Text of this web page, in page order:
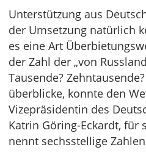
Unterstützung aus
der Umsetzung natürlich
es eine Art
der Zahl der „von
Tausende?
überblicke, konnte den
Vizepräsidentin des
Katrin Göring-Eckardt, für
nennt sechsstellige